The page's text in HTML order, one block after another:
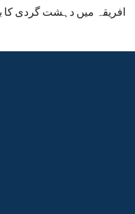
افریقہ میں دہشت گردی کا